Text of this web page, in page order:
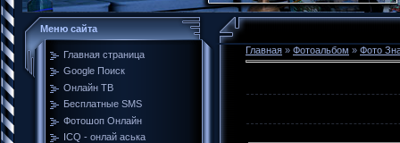
Меню сайта
Главная страница
Google Поиск
Онлайн ТВ
Бесплатные SMS
Фотошоп Онлайн
ICQ - онлай аська
Главная » Фотоальбом » Фото